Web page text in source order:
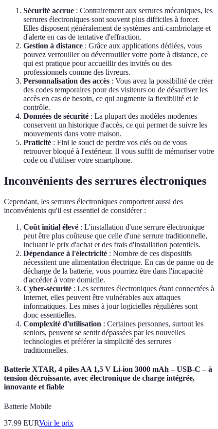
Sécurité accrue : Contrairement aux serrures mécaniques, les
serrures électroniques sont souvent plus difficiles à forcer.
Elles disposent généralement de systèmes anti-cambriolage et
d'alerte en cas de tentative d'effraction.
Gestion à distance : Grâce aux applications dédiées, vous
pouvez verrouiller ou déverrouiller votre porte à distance, ce
qui est pratique pour accueillir des invités ou des
professionnels comme des livreurs.
Personnalisation des accès : Vous avez la possibilité de créer
des codes temporaires pour des visiteurs ou de désactiver les
accès en cas de besoin, ce qui augmente la flexibilité et le
contrôle.
Données de sécurité : La plupart des modèles modernes
conservent un historique d'accès, ce qui permet de suivre les
mouvements dans votre maison.
Praticité : Fini le souci de perdre vos clés ou de vous
retrouver bloqué à l'extérieur. Il vous suffit de mémoriser votre
code ou d'utiliser votre smartphone.
Inconvénients des serrures électroniques
Cependant, les serrures électroniques comportent aussi des
inconvénients qu'il est essentiel de considérer :
Coût initial élevé : L'installation d'une serrure électronique
peut être plus coûteuse que celle d'une serrure traditionnelle,
incluant le prix d'achat et des frais d'installation potentiels.
Dépendance à l'électricité : Nombre de ces dispositifs
nécessitent une alimentation électrique. En cas de panne ou de
décharge de la batterie, vous pourriez être dans l'incapacité
d'accéder à votre domicile.
Cyber-sécurité : Les serrures électroniques étant connectées à
Internet, elles peuvent être vulnérables aux attaques
informatiques. Les mises à jour logicielles régulières sont
donc essentielles.
Complexité d'utilisation : Certaines personnes, surtout les
seniors, peuvent se sentir dépassées par les nouvelles
technologies et préférer la simplicité des serrures
traditionnelles.
Batterie XTAR, 4 piles AA 1,5 V Li-ion 3000 mAh – USB-C – à
tension décroissante, avec électronique de charge intégrée,
innovante et fiable
Batterie Mobile
37.99 EURVoir le prix